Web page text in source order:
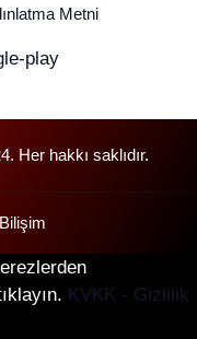
Metni
Her hakkı saklıdır.
KVKK - Gizlilik